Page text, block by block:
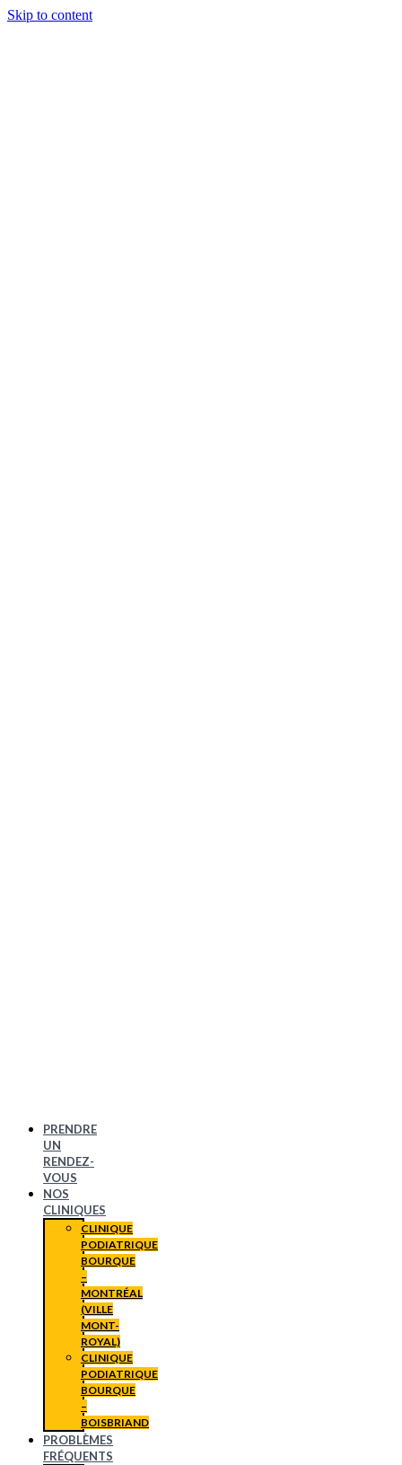
Skip to content
PRENDRE
UN
RENDEZ-
VOUS
NOS
CLINIQUES
CLINIQUE
PODIATRIQUE
BOURQUE
–
MONTRÉAL
(VILLE
MONT-
ROYAL)
CLINIQUE
PODIATRIQUE
BOURQUE
–
BOISBRIAND
PROBLÈMES
FRÉQUENTS